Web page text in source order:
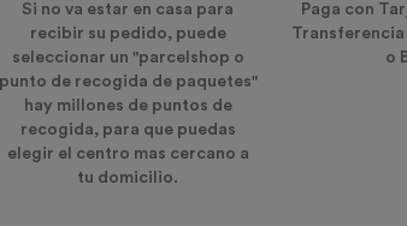
Si no va estar en casa para
recibir su pedido, puede
seleccionar un "parcelshop o
punto de recogida de paquetes"
hay millones de puntos de
recogida, para que puedas
elegir el centro mas cercano a
tu domicilio.
Paga con
Transferencia
o